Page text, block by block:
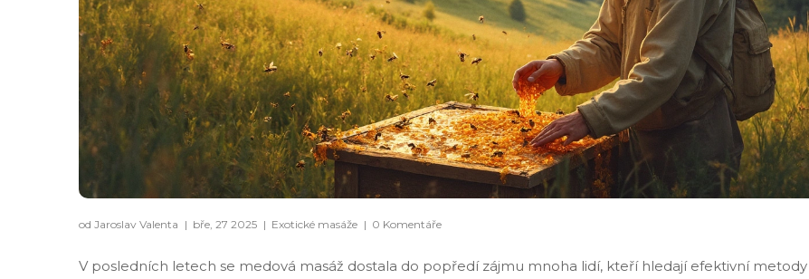
od Jaroslav Valenta | bře, 27 2025 | Exotické masáže | 0 Komentáře
V posledních letech se medová masáž dostala do popředí zájmu mnoha lidí, kteří hledají efektivní metody